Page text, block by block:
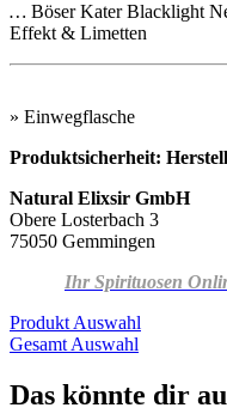
… Böser Kater Blacklight
Effekt & Limetten
» Einwegflasche
Produktsicherheit:
Natural Elixsir GmbH
Obere Losterbach 3
75050 Gemmingen
Ihr Spirituosen
Produkt Auswahl
Gesamt Auswahl
Das könnte dir